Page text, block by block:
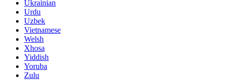
Ukrainian
Urdu
Uzbek
Vietnamese
Welsh
Xhosa
Yiddish
Yoruba
Zulu